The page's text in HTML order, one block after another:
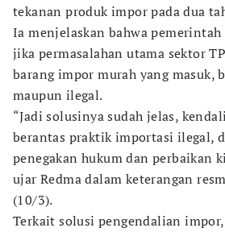
tekanan produk impor pada dua
Ia menjelaskan bahwa pemerintah
jika permasalahan utama sektor
barang impor murah yang masuk,
maupun ilegal.
“Jadi solusinya sudah jelas,
berantas praktik importasi ilegal,
penegakan hukum dan perbaikan
ujar Redma dalam keterangan
(10/3).
Terkait solusi pengendalian